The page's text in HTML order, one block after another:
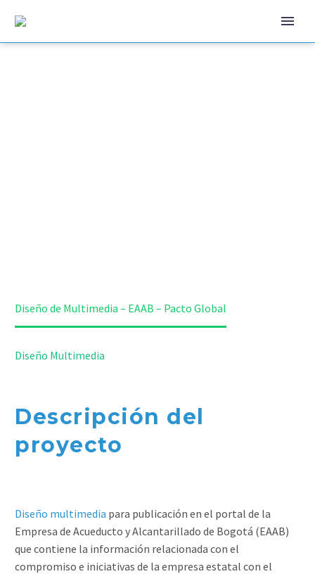
Diseño de Multimedia – EAAB – Pacto Global
Diseño Multimedia
Descripción del
proyecto
Diseño multimedia para publicación en el portal de la
Empresa de Acueducto y Alcantarillado de Bogotá (EAAB)
que contiene la información relacionada con el
compromiso e iniciativas de la empresa estatal con el